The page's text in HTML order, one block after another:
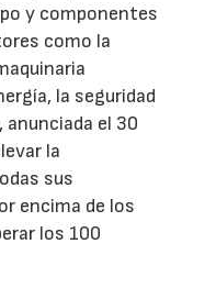
y componentes
como la
la seguridad
anunciada el 30
la
sus
encima de los
los 100